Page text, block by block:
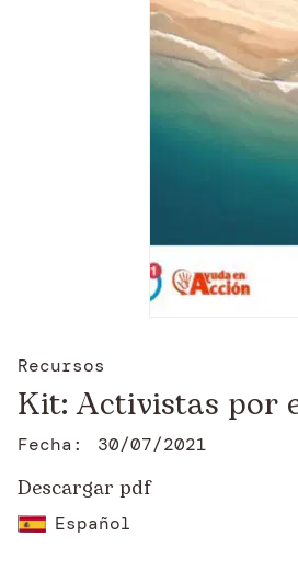
Recursos
Kit: Activistas por
Fecha: 30/07/2021
Descargar pdf
Español